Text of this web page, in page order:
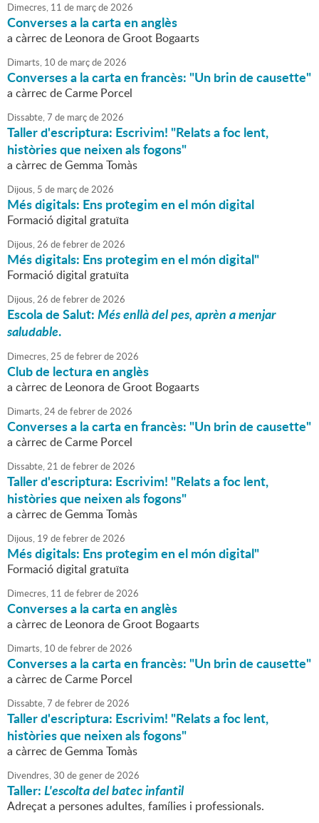
Dimecres, 11 de marçde2026
Converses a la carta en anglès
a càrrec de Leonora de Groot Bogaarts
Dimarts, 10 de marçde2026
Converses a la carta en francès: "Un brin de causette"
a càrrec de Carme Porcel
Dissabte,7 de marçde2026
Taller d'escriptura: Escrivim! "Relats a foc lent,
històries que neixen als fogons"
a càrrec de Gemma Tomàs
Dijous, 5 de marçde2026
Més digitals: Ens protegim en el món digital
Formació digital gratuïta
Dijous,26 defebrerde2026
Més digitals: Ens protegim en el món digital"
Formació digital gratuïta
Dijous,26 defebrerde2026
Escola de Salut:Més enllà del pes, aprèn a menjar
saludable.
Dimecres,25 defebrerde2026
Club de lectura en anglès
a càrrec de Leonora de Groot Bogaarts
Dimarts,24defebrerde2026
Converses a la carta en francès: "Un brin de causette"
a càrrec de Carme Porcel
Dissabte,21 defebrerde2026
Taller d'escriptura: Escrivim! "Relats a foc lent,
històries que neixen als fogons"
a càrrec de Gemma Tomàs
Dijous, 19 defebrerde2026
Més digitals: Ens protegim en el món digital"
Formació digital gratuïta
Dimecres, 11 defebrerde2026
Converses a la carta en anglès
a càrrec de Leonora de Groot Bogaarts
Dimarts, 10 defebrerde2026
Converses a la carta en francès: "Un brin de causette"
a càrrec de Carme Porcel
Dissabte,7 defebrerde2026
Taller d'escriptura: Escrivim! "Relats a foc lent,
històries que neixen als fogons"
a càrrec de Gemma Tomàs
Divendres,30 degenerde2026
Taller:L'escolta del batec infantil
Adreçat a persones adultes, famílies i professionals.